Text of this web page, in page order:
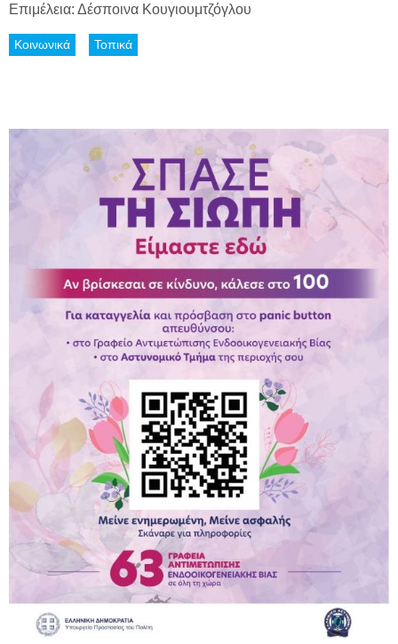
Επιμέλεια: Δέσποινα Κουγιουμτζόγλου
Κοινωνικά Τοπικά
Παραμένουμε Προσεκτικοί
Καλούμε Άμεσα την Πυροσβεστική στο 199 ή στο 112